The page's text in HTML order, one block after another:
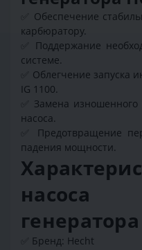
Обеспечение
карбюратору.
Поддержание
системе.
Облегчение запуска
IG 1100.
Замена изношенного
насоса.
Предотвращение
падения мощности.
насоса
Бренд: Hecht